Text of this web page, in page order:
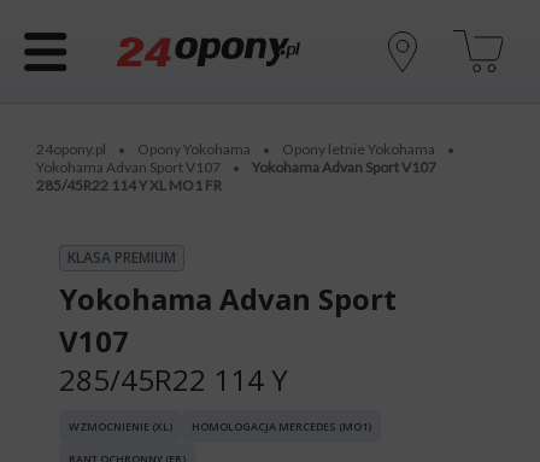
24opony.pl • Opony Yokohama • Opony letnie Yokohama •
Yokohama Advan Sport V107 •
Yokohama Advan Sport V107
285/45R22 114 Y XL MO1 FR
KLASA PREMIUM
Yokohama Advan Sport
V107
285/45R22 114 Y
WZMOCNIENIE (XL) HOMOLOGACJA MERCEDES (MO1)